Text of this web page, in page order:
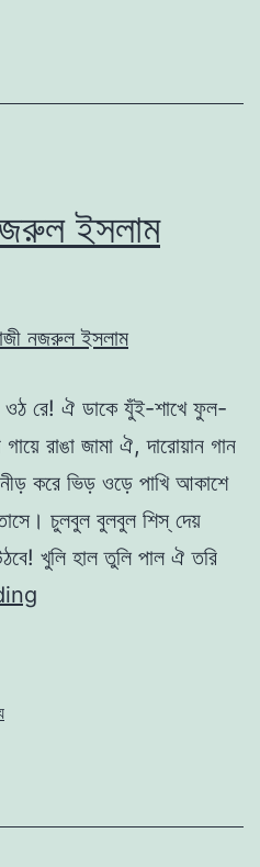
ইসলাম
রে! ঐ ডাকে যুঁই-শাখে ফুল-
রাঙা জামা ঐ, দারোয়ান গান
করে ভিড় ওড়ে পাখি আকাশে
চুলবুল বুলবুল শিস্ দেয়
খুলি হাল তুলি পাল ঐ তরি